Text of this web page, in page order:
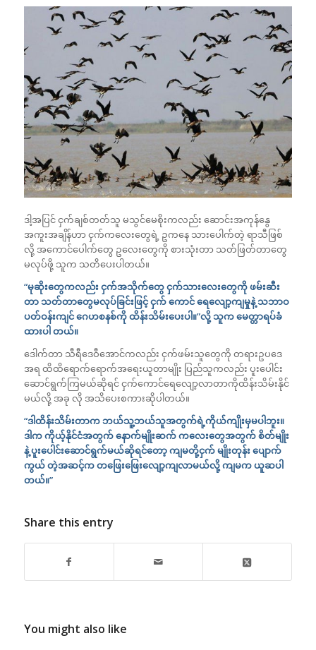
ဒါ့အပြင် ငှက်ချစ်တတ်သူ မသွင်မေစိုးကလည်း ဆောင်းအကုန်နွေ
အကူးအချိန်ဟာ ငှက်ကလေးတွေရဲ့ ဥကနေ သားပေါက်တဲ့ ရာသီဖြစ်
လို့ အကောင်ပေါက်တွေ ဥလေးတွေကို စားသုံးတာ သတ်ဖြတ်တာတွေ
မလုပ်ဖို့ သူက သတိပေးပါတယ်။
“မုဆိုးတွေကလည်း ငှက်အသိုက်တွေ ငှက်သားလေးတွေကို ဖမ်းဆီး
တာ သတ်တာတွေမလုပ်ခြင်းဖြင့် ငှက် ကောင် ရေလျော့ကျမှုနဲ့ သဘာဝ
ပတ်ဝန်းကျင် ဂေဟစနစ်ကို ထိန်းသိမ်းပေးပါ။”လို့ သူက မေတ္တာရပ်ခံ
ထားပါ တယ်။
ဒေါက်တာ သီရီဒေဝီအောင်ကလည်း ငှက်ဖမ်းသူတွေကို တရားဥပဒေ
အရ ထိထိရောက်ရောက်အရေးယူတာမျိုး ပြည်သူကလည်း ပူးပေါင်း
ဆောင်ရွက်ကြမယ်ဆိုရင် ငှက်ကောင်ရေလျော့လာတာကိုထိန်းသိမ်းနိုင်
မယ်လို့ အခု လို အသိပေးစကားဆိုပါတယ်။
“ဒါထိန်းသိမ်းတာက ဘယ်သူ့ဘယ်သူအတွက်ရဲ့ကိုယ်ကျိုးမှမပါဘူး။
ဒါက ကိုယ့်နိုင်ငံအတွက် နောက်မျိုးဆက် ကလေးတွေအတွက် စိတ်မျိုး
နဲ့ ပူးပေါင်းဆောင်ရွက်မယ်ဆိုရင်တော့ ကျမတို့ငှက် မျိုးတုန်း ပျောက်
ကွယ် တဲ့အဆင့်က တဖြေးဖြေးလျော့ကျလာမယ်လို့ ကျမက ယူဆပါ
တယ်။”
Share this entry
You might also like